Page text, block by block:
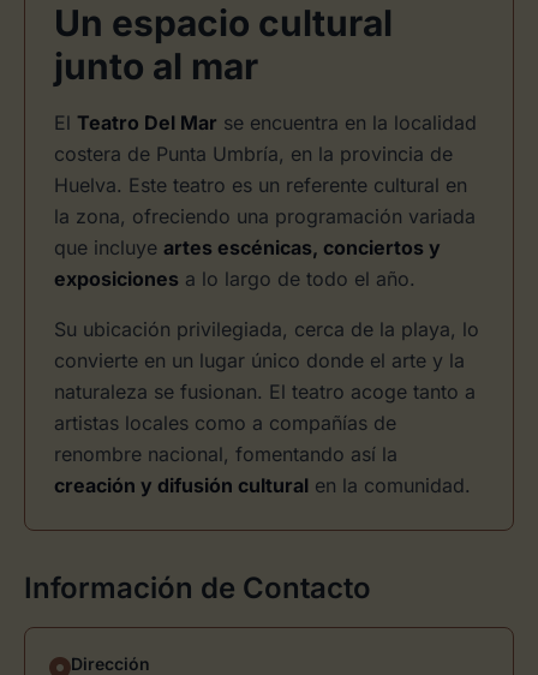
Un espacio cultural
junto al mar
El Teatro Del Mar se encuentra en la localidad
costera de Punta Umbría, en la provincia de
Huelva. Este teatro es un referente cultural en
la zona, ofreciendo una programación variada
que incluye artes escénicas, conciertos y
exposiciones a lo largo de todo el año.
Su ubicación privilegiada, cerca de la playa, lo
convierte en un lugar único donde el arte y la
naturaleza se fusionan. El teatro acoge tanto a
artistas locales como a compañías de
renombre nacional, fomentando así la
creación y difusión cultural en la comunidad.
Información de Contacto
Dirección